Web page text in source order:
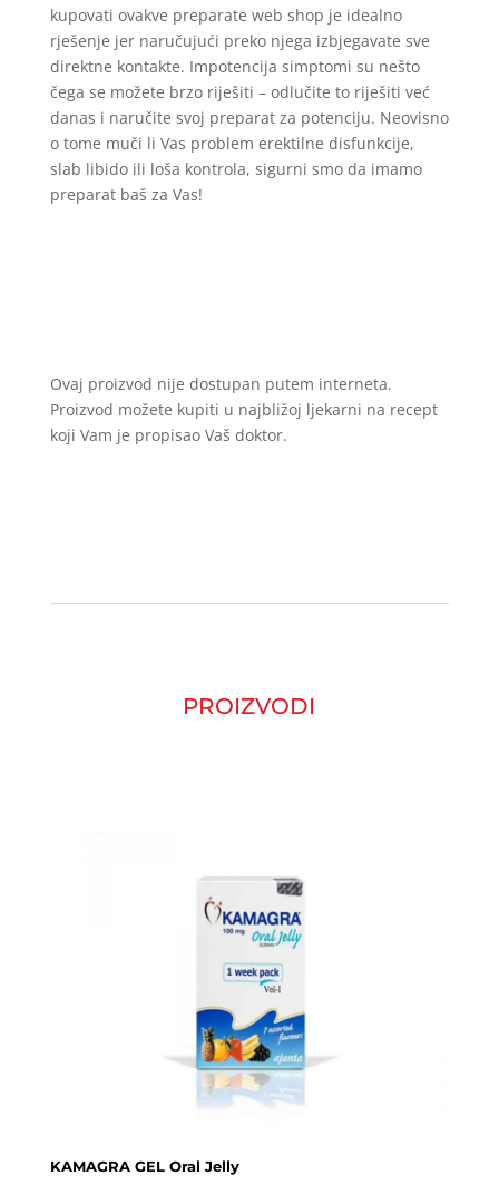
kupovati ovakve preparate web shop je idealno
rješenje jer naručujući preko njega izbjegavate sve
direktne kontakte. Impotencija simptomi su nešto
čega se možete brzo riješiti – odlučite to riješiti već
danas i naručite svoj preparat za potenciju. Neovisno
o tome muči li Vas problem erektilne disfunkcije,
slab libido ili loša kontrola, sigurni smo da imamo
preparat baš za Vas!
Ovaj proizvod nije dostupan putem interneta.
Proizvod možete kupiti u najbližoj ljekarni na recept
koji Vam je propisao Vaš doktor.
PROIZVODI
KAMAGRA GEL Oral Jelly